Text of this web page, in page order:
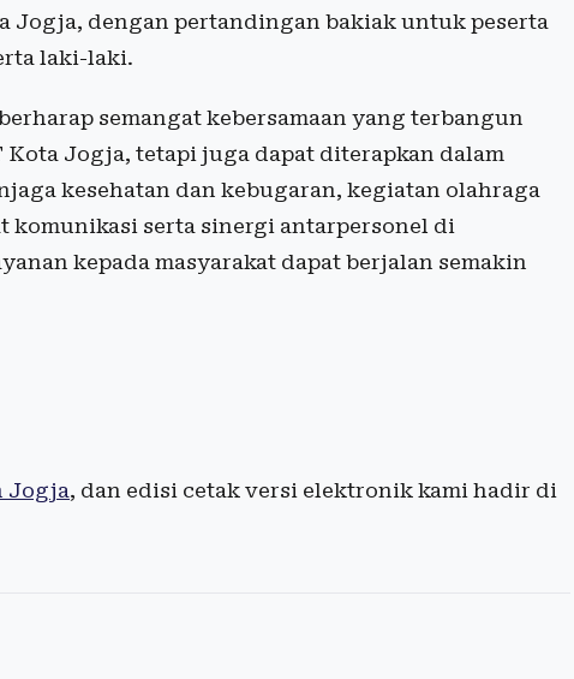
Jogja, dengan pertandingan bakiak untuk peserta
laki-laki.
semangat kebersamaan yang terbangun
Jogja, tetapi juga dapat diterapkan dalam
kesehatan dan kebugaran, kegiatan olahraga
komunikasi serta sinergi antarpersonel di
kepada masyarakat dapat berjalan semakin
Jogja, dan edisi cetak versi elektronik kami hadir di